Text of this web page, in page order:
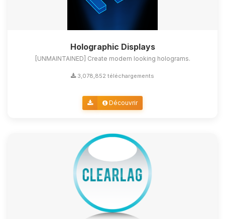
Holographic Displays
[UNMAINTAINED] Create modern looking holograms.
3,078,852 téléchargements
Découvrir